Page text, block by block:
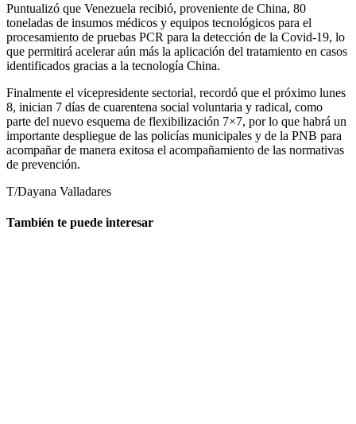
Puntualizó que Venezuela recibió, proveniente de China, 80
toneladas de insumos médicos y equipos tecnológicos para el
procesamiento de pruebas PCR para la detección de la Covid-19, lo
que permitirá acelerar aún más la aplicación del tratamiento en casos
identificados gracias a la tecnología China.
Finalmente el vicepresidente sectorial, recordó que el próximo lunes
8, inician 7 días de cuarentena social voluntaria y radical, como
parte del nuevo esquema de flexibilización 7×7, por lo que habrá un
importante despliegue de las policías municipales y de la PNB para
acompañar de manera exitosa el acompañamiento de las normativas
de prevención.
T/Dayana Valladares
También te puede interesar